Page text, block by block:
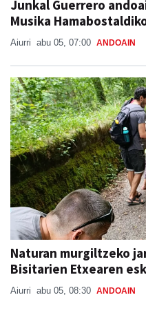
Junkal Guerrero
Musika
Aiurri abu 05, 07:00 ANDOAIN
Naturan murgiltzeko
Bisitarien Etxearen
Aiurri abu 05, 08:30 ANDOAIN